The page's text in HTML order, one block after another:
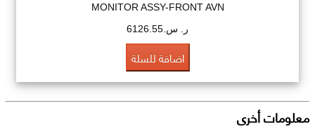
MONITOR ASSY-FRONT AVN
ر. س.6126.55
اضافة للسلة
معلومات أخرى